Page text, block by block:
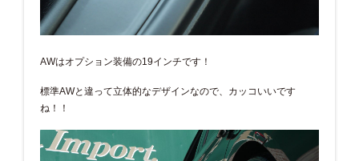
AWはオプション装備の19インチです！
標準AWと違って立体的なデザインなので、カッコいいです
ね！！